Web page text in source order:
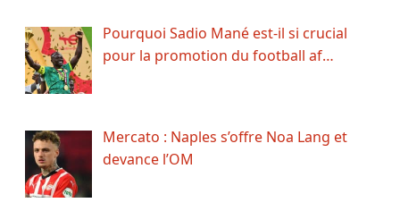
Pourquoi Sadio Mané est-il si crucial
pour la promotion du football af…
Mercato : Naples s’offre Noa Lang et
devance l’OM